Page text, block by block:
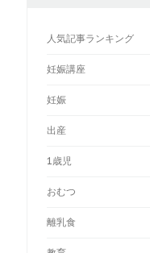
人気記事ランキング
妊娠講座
妊娠
出産
1歳児
おむつ
離乳食